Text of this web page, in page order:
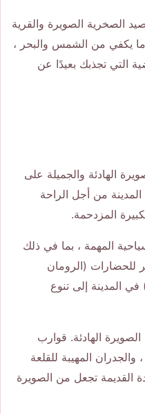
الصخرية الصويرة والقرية
ما يكفي من الشمس والبحر ،
التي تجذبك بعيدًا عن
الهادئة والجميلة على
من أجل الراحة
المزدحمة.
المهمة ، بما في ذلك
للحضارات (الرومان
في المدينة إلى تنوع
الهادئة. قوارب
والجدران المهيبة للقلعة
القديمة تجعل من الصويرة